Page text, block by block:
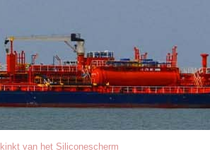
van het Siliconescherm